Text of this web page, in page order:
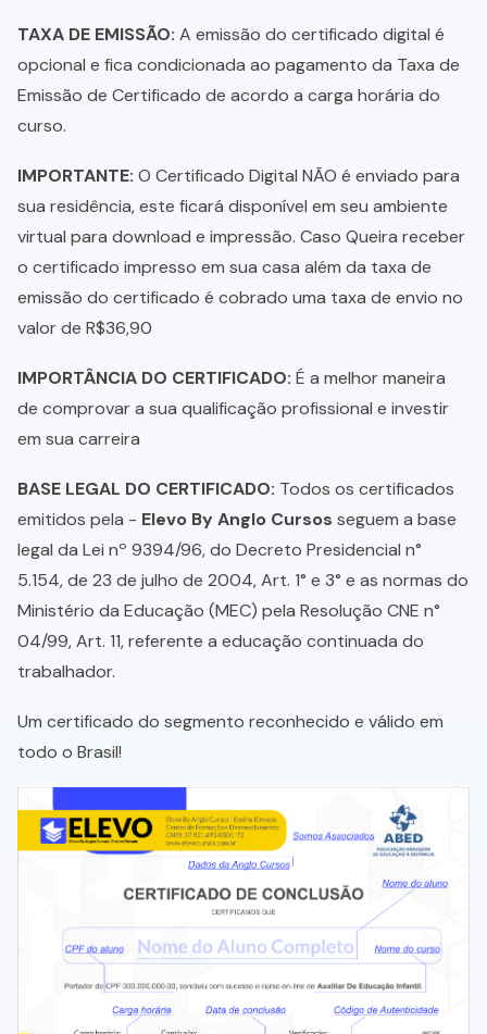
TAXA DE EMISSÃO: A emissão do certificado digital é
opcional e fica condicionada ao pagamento da Taxa de
Emissão de Certificado de acordo a carga horária do
curso.
IMPORTANTE: O Certificado Digital NÃO é enviado para
sua residência, este ficará disponível em seu ambiente
virtual para download e impressão. Caso Queira receber
o certificado impresso em sua casa além da taxa de
emissão do certificado é cobrado uma taxa de envio no
valor de R$36,90
IMPORTÂNCIA DO CERTIFICADO: É a melhor maneira
de comprovar a sua qualificação profissional e investir
em sua carreira
BASE LEGAL DO CERTIFICADO: Todos os certificados
emitidos pela - Elevo By Anglo Cursos seguem a base
legal da Lei nº 9394/96, do Decreto Presidencial n°
5.154, de 23 de julho de 2004, Art. 1° e 3° e as normas do
Ministério da Educação (MEC) pela Resolução CNE n°
04/99, Art. 11, referente a educação continuada do
trabalhador.
Um certificado do segmento reconhecido e válido em
todo o Brasil!